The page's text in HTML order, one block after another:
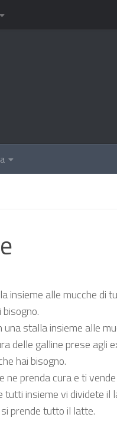
insieme alle mucche di
stalla insieme alle
delle galline prese agli
hai bisogno.
ne prenda cura e ti
tutti insieme vi dividete il
prende tutto il latte.